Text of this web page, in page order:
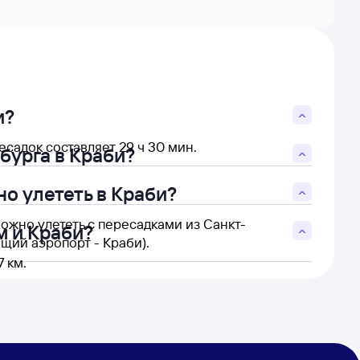
составляет 29 ч 30 мин.
в Краби?
улететь в Краби?
улететь с пересадками из Санкт-
аэропорт - Краби).
и Краби?
км.